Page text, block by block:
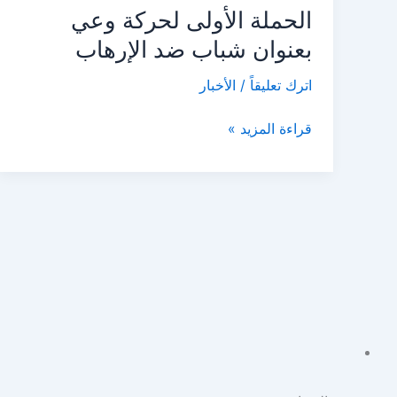
الحملة الأولى لحركة وعي
بعنوان شباب ضد الإرهاب
اترك تعليقاً / الأخبار
لحركة
بعنوان
شباب
الإرهاب
قراءة المزيد »